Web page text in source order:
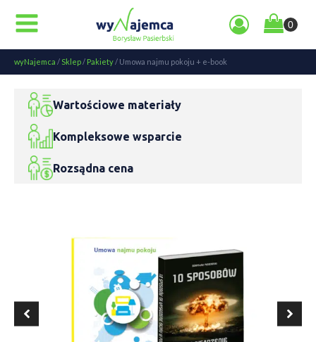
wyNajemca / Sklep/ Pakiety/ Umowa najmu pokoju + e-book
Wartościowe materiały
Kompleksowe wsparcie
Rozsądna cena